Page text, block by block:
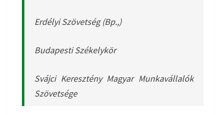
Erdélyi Szövetség (Bp.,)
Budapesti Székelykör
Svájci Keresztény Magyar Munkavállalók
Szövetsége